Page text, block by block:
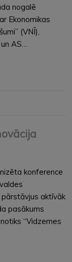
nogalē
Ekonomikas
(VNĪ),
AS…
konference
aktīvāk
pasākums
“Vidzemes